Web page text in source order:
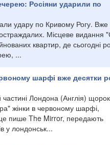
Росіяни ударили по
удару по Кривому Рогу. Вже
Місцеве видання
квартир, де сьогодні
...
шарфі вже десятки
частині Лондона (Англія)
жінки в червоному шарфі,
це пише The Mirror, передають
у лондонськ...